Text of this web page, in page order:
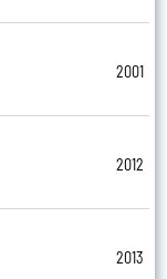
2001
2012
2013